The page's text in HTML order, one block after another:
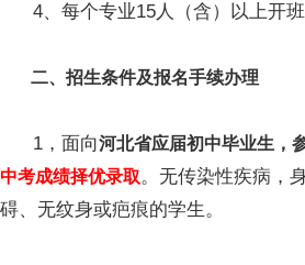
4、每个专业15人（含）以上开班
二、招生条件及报名手续办理
1，面向河北省应届初中毕业生，
中考成绩择优录取。无传染性疾病，
碍、无纹身或疤痕的学生。